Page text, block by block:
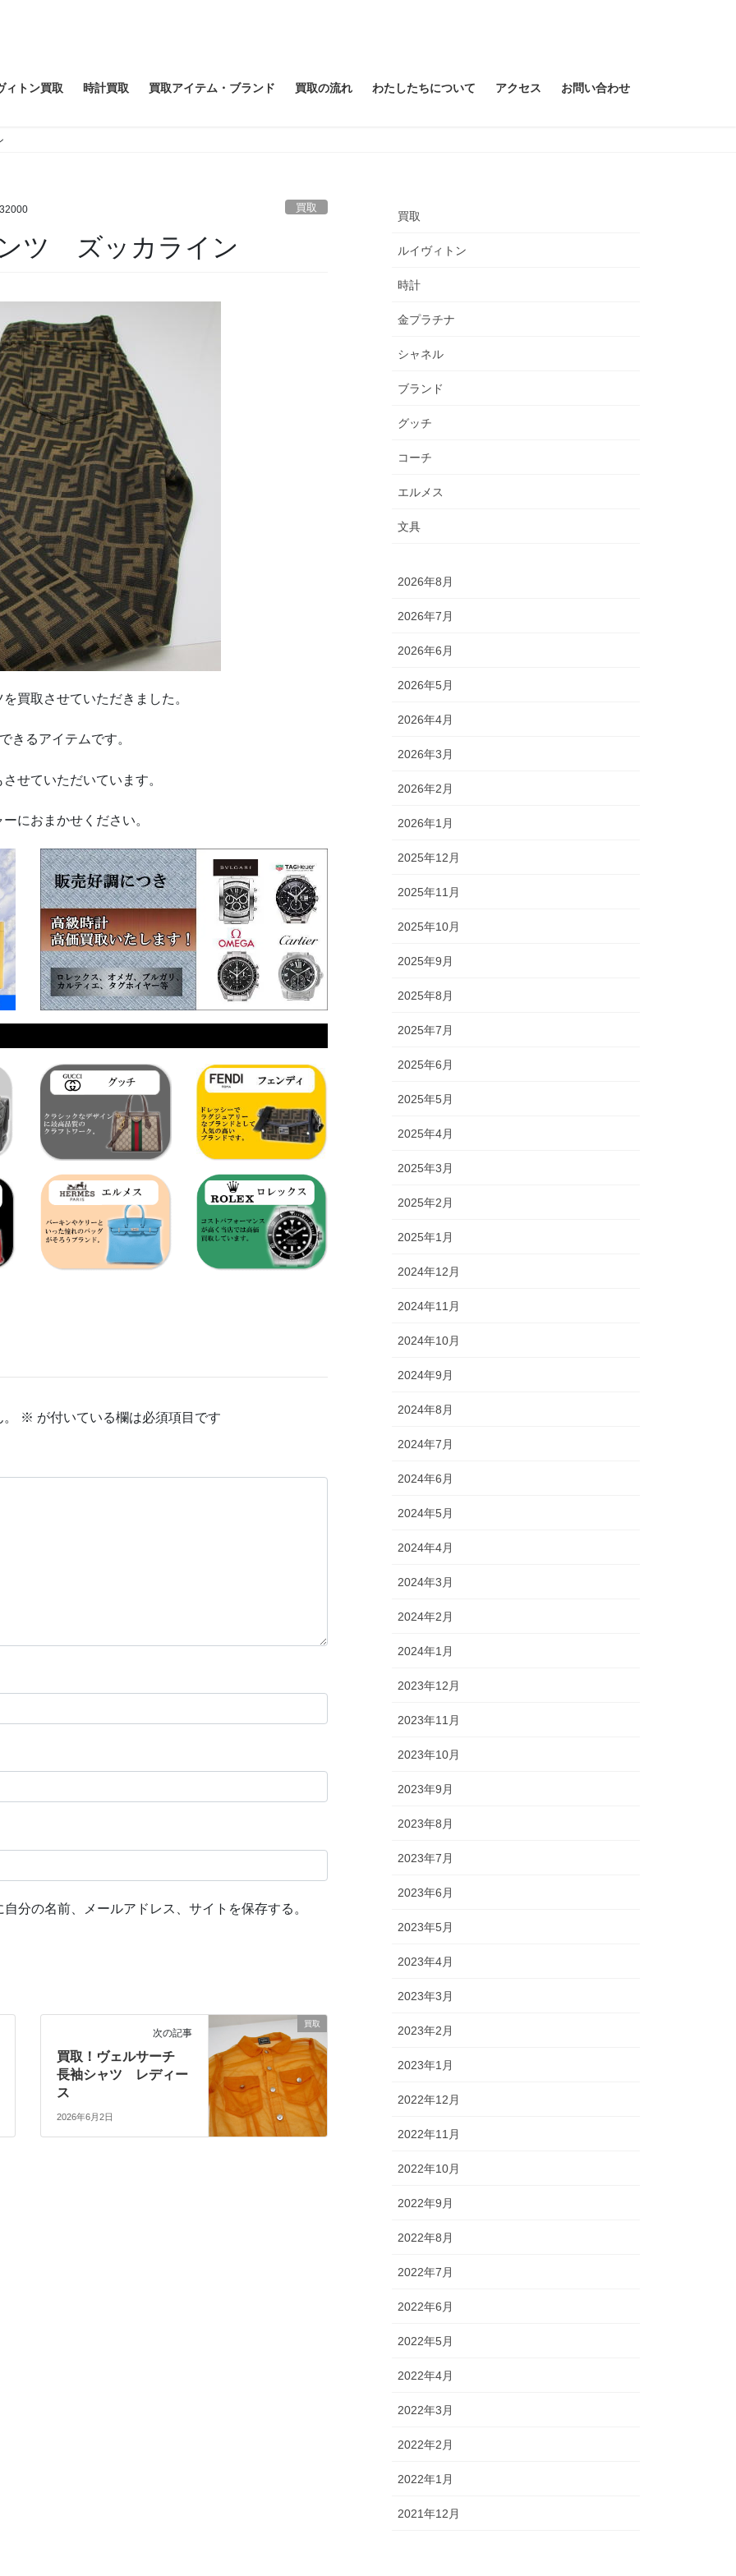
ィトン買取 時計買取 買取アイテム・ブランド 買取の流れ わたしたちについて アクセス お問い合わせ
買取
ツ ズッカライン
取させていただきました。
るアイテムです。
ていただいています。
おまかせください。
※ が付いている欄は必須項目です
分の名前、メールアドレス、サイトを保存する。
買取
次の記事
買取！ヴェルサーチ
長袖シャツ レディー
ス
2026年6月2日
買取
ルイヴィトン
時計
金プラチナ
シャネル
ブランド
グッチ
コーチ
エルメス
文具
2026年8月
2026年7月
2026年6月
2026年5月
2026年4月
2026年3月
2026年2月
2026年1月
2025年12月
2025年11月
2025年10月
2025年9月
2025年8月
2025年7月
2025年6月
2025年5月
2025年4月
2025年3月
2025年2月
2025年1月
2024年12月
2024年11月
2024年10月
2024年9月
2024年8月
2024年7月
2024年6月
2024年5月
2024年4月
2024年3月
2024年2月
2024年1月
2023年12月
2023年11月
2023年10月
2023年9月
2023年8月
2023年7月
2023年6月
2023年5月
2023年4月
2023年3月
2023年2月
2023年1月
2022年12月
2022年11月
2022年10月
2022年9月
2022年8月
2022年7月
2022年6月
2022年5月
2022年4月
2022年3月
2022年2月
2022年1月
2021年12月